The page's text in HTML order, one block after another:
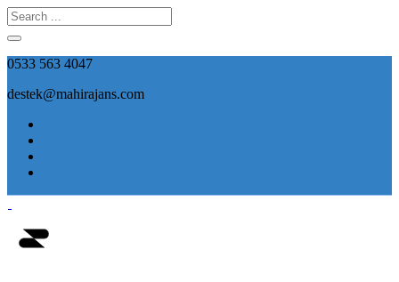
0533 563 4047
destek@mahirajans.com